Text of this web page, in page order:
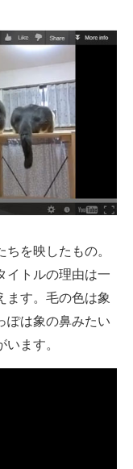
を映したもの。
イトルの理由は一
ます。毛の色は象
ぽは象の鼻みたい
ます。